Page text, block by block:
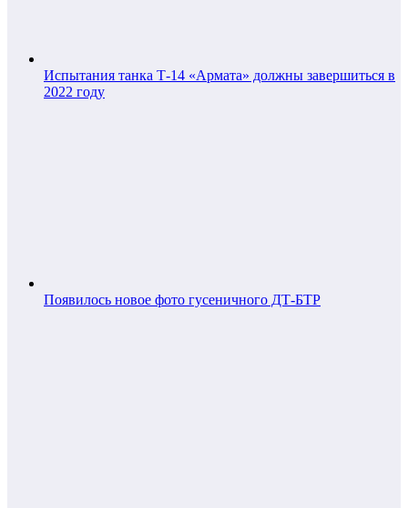
Испытания танка Т-14 «Армата» должны завершиться в
2022 году
Появилось новое фото гусеничного ДТ-БТР